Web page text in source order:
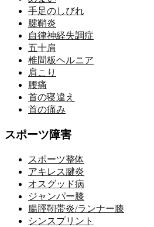
手足のしびれ
腱鞘炎
自律神経失調症
五十肩
椎間板ヘルニア
肩こり
腰痛
首の寝違え
首の痛み
スポーツ障害
スポーツ整体
アキレス腱炎
オスグッド病
ジャンパー膝
腸脛靭帯炎/ランナー膝
シンスプリント